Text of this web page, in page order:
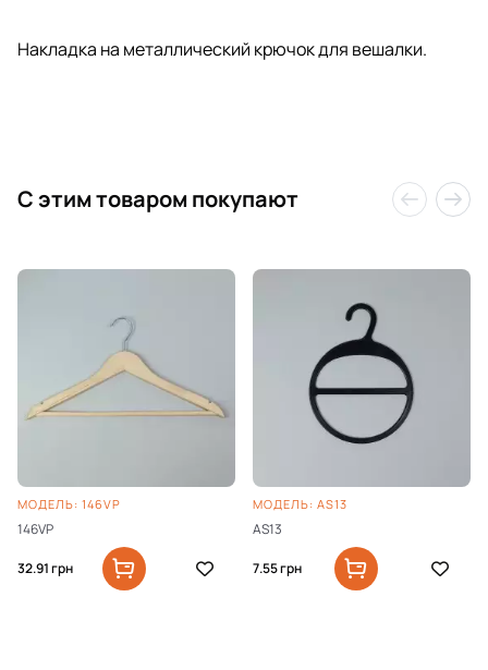
Накладка на металлический крючок для вешалки.
C этим товаром покупают
МОДЕЛЬ: 146VP
146VP
32.91грн
МОДЕЛЬ: AS13
AS13
7.55грн